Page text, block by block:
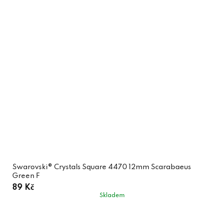
Swarovski® Crystals Square 4470 12mm Scarabaeus
Green F
89 Kč
Skladem